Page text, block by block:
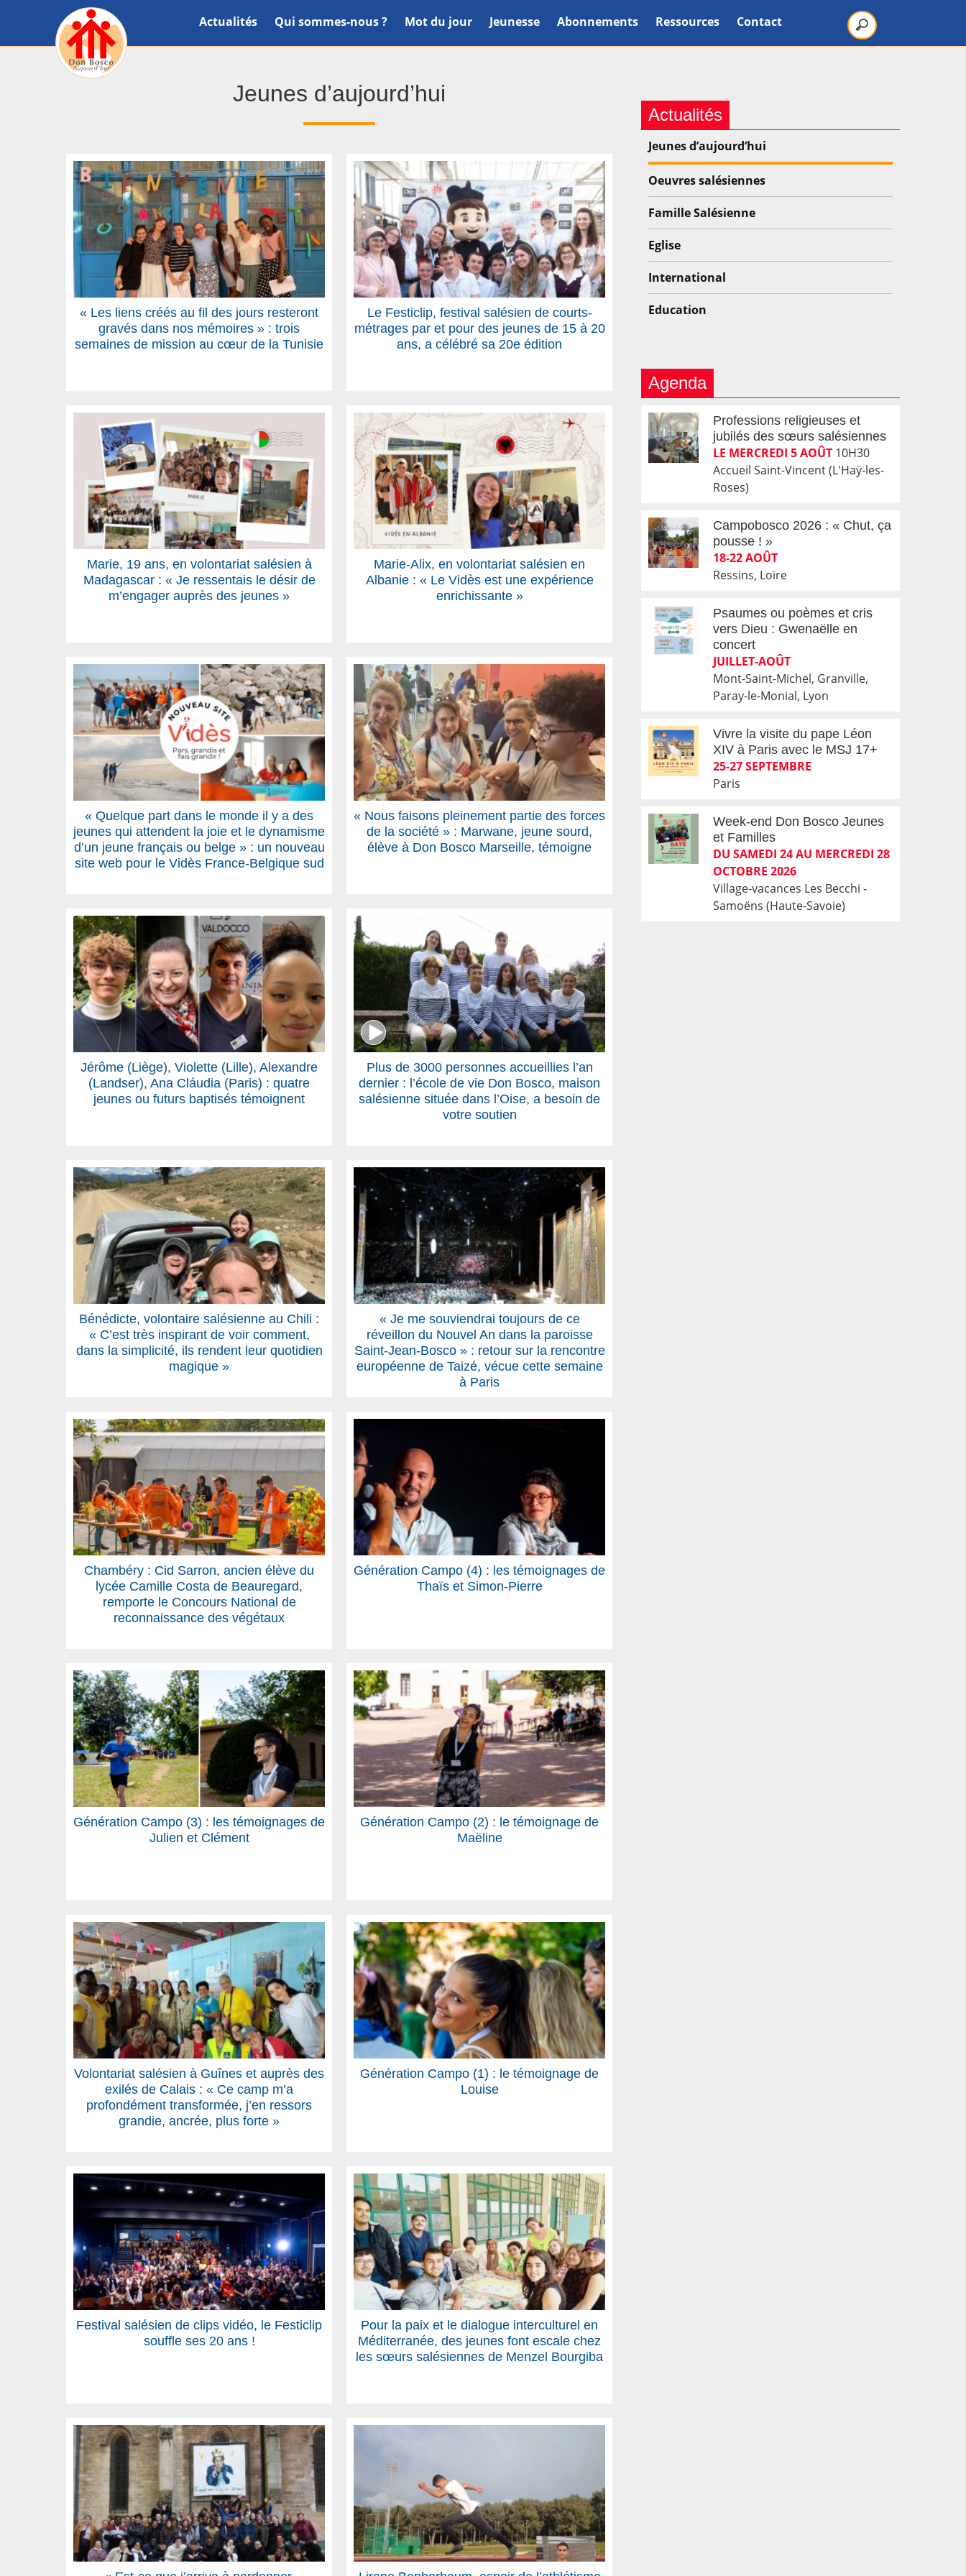
Actualités Qui sommes-nous ? Mot du jour Jeunesse Abonnements Ressources Contact
Jeunes d’aujourd’hui
« Les liens créés au fil des jours resteront
gravés dans nos mémoires » : trois
semaines de mission au cœur de la Tunisie
Le Festiclip, festival salésien de courts-
métrages par et pour des jeunes de 15 à 20
ans, a célébré sa 20e édition
Marie, 19 ans, en volontariat salésien à
Madagascar : « Je ressentais le désir de
m’engager auprès des jeunes »
Marie-Alix, en volontariat salésien en
Albanie : « Le Vidès est une expérience
enrichissante »
« Quelque part dans le monde il y a des
jeunes qui attendent la joie et le dynamisme
d’un jeune français ou belge » : un nouveau
site web pour le Vidès France-Belgique sud
« Nous faisons pleinement partie des forces
de la société » : Marwane, jeune sourd,
élève à Don Bosco Marseille, témoigne
Jérôme (Liège), Violette (Lille), Alexandre
(Landser), Ana Cláudia (Paris) : quatre
jeunes ou futurs baptisés témoignent
Plus de 3000 personnes accueillies l’an
dernier : l’école de vie Don Bosco, maison
salésienne située dans l’Oise, a besoin de
votre soutien
Bénédicte, volontaire salésienne au Chili :
« C’est très inspirant de voir comment,
dans la simplicité, ils rendent leur quotidien
magique »
« Je me souviendrai toujours de ce
réveillon du Nouvel An dans la paroisse
Saint-Jean-Bosco » : retour sur la rencontre
européenne de Taizé, vécue cette semaine
à Paris
Chambéry : Cid Sarron, ancien élève du
lycée Camille Costa de Beauregard,
remporte le Concours National de
reconnaissance des végétaux
Génération Campo (4) : les témoignages de
Thaïs et Simon-Pierre
Génération Campo (3) : les témoignages de
Julien et Clément
Génération Campo (2) : le témoignage de
Maëline
Volontariat salésien à Guînes et auprès des
exilés de Calais : « Ce camp m’a
profondément transformée, j’en ressors
grandie, ancrée, plus forte »
Génération Campo (1) : le témoignage de
Louise
Festival salésien de clips vidéo, le Festiclip
souffle ses 20 ans !
Pour la paix et le dialogue interculturel en
Méditerranée, des jeunes font escale chez
les sœurs salésiennes de Menzel Bourgiba
Actualités
Jeunes d’aujourd’hui
Oeuvres salésiennes
Famille Salésienne
Eglise
International
Education
Agenda
Professions religieuses et
jubilés des sœurs salésiennes
LE MERCREDI 5 AOÛT 10H30
Accueil Saint-Vincent (L'Haÿ-les-
Roses)
Campobosco 2026 : « Chut, ça
pousse ! »
18-22 AOÛT
Ressins, Loire
Psaumes ou poèmes et cris
vers Dieu : Gwenaëlle en
concert
JUILLET-AOÛT
Mont-Saint-Michel, Granville,
Paray-le-Monial, Lyon
Vivre la visite du pape Léon
XIV à Paris avec le MSJ 17+
25-27 SEPTEMBRE
Paris
Week-end Don Bosco Jeunes
et Familles
DU SAMEDI 24 AU MERCREDI 28
OCTOBRE 2026
Village-vacances Les Becchi -
Samoëns (Haute-Savoie)